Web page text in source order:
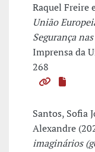
Raquel Freire
União
Segurança
Imprensa da
268
Santos, Sofia
Alexandre
imaginários